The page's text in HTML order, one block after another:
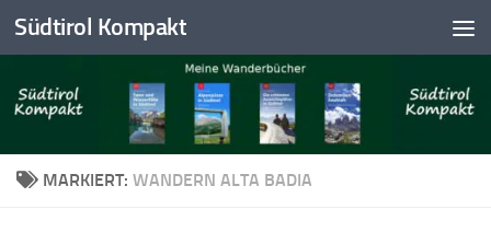
Skip to content
Südtirol Kompakt
MARKIERT: WANDERN ALTA BADIA